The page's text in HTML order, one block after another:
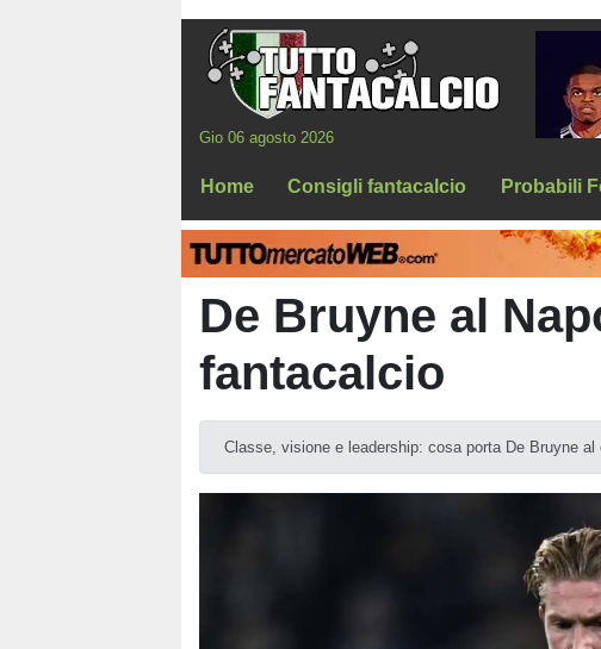
Gio 06 agosto 2026
Home Consigli fantacalcio Probabili
De Bruyne al
fantacalcio
Classe, visione e leadership: cosa porta De Bruyne al